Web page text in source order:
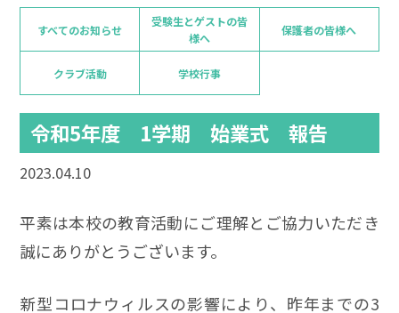
すべてのお知らせ
受験生とゲストの皆
様へ
保護者の皆様へ
クラブ活動 学校行事
令和5年度 1学期 始業式 報告
2023.04.10
平素は本校の教育活動にご理解とご協力いただき
誠にありがとうございます。
新型コロナウィルスの影響により、昨年までの3